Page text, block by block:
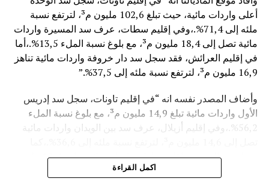
أعلى واردات مائية، حيث تبلغ 102,6 مليون م³، لترتفع نسبة
ملئه إلى 71,4%.،وفي إقليم سطات، عرف سد المسيرة واردات
مائية تصل إلى 18,4 مليون م³، مع بلوغ نسبة الملء 13,5%.،أما
في إقليم العرائش، فقد سجل سد دار خروفة واردات مائية تناهز
16,9 مليون م³، لترتفع نسبة ملئه إلى 37,5%.”
وأضاف المصدر نفسه انه “في إقليم تاونات، سجل سد إدريس
الأول واردات مائية تبلغ 14,9 مليون م³، مع بلوغ نسبة الملء
56,2%.،وفي إقليم أزيلال، عرف سد بين الويدان واردات مائية
اكمل القراءة